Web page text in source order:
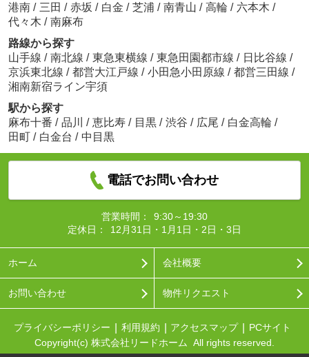
港南 / 三田 / 赤坂 / 白金 / 芝浦 / 南青山 / 高輪 / 六本木 /
代々木 / 南麻布
路線から探す
山手線 / 南北線 / 東急東横線 / 東急田園都市線 / 日比谷線 /
京浜東北線 / 都営大江戸線 / 小田急小田原線 / 都営三田線 /
湘南新宿ライン宇須
駅から探す
麻布十番 / 品川 / 恵比寿 / 目黒 / 渋谷 / 広尾 / 白金高輪 /
田町 / 白金台 / 中目黒
電話でお問い合わせ
営業時間：
9:30～19:30
定休日：
12月31日・1月1日・2日・3日
ホーム 会社概要
お問い合わせ 物件リクエスト
プライバシーポリシー 利用規約 アクセスマップ
PCサイト
Copyright(c) 株式会社リードホーム All rights reserved.